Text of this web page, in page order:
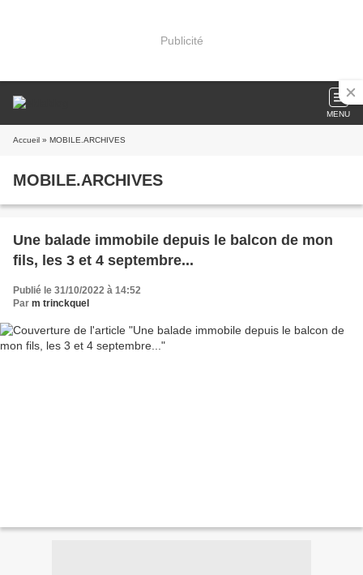
Publicité
MENU
Accueil » MOBILE.ARCHIVES
MOBILE.ARCHIVES
Une balade immobile depuis le balcon de mon
fils, les 3 et 4 septembre...
Publié le 31/10/2022 à 14:52
Par m trinckquel